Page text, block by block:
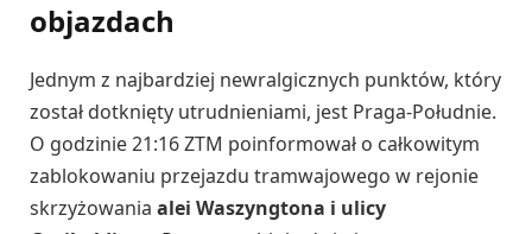
objazdach
Jednym z najbardziej newralgicznych punktów, który
został dotknięty utrudnieniami, jest Praga-Południe.
O godzinie 21:16 ZTM poinformował o całkowitym
zablokowaniu przejazdu tramwajowego w rejonie
skrzyżowania alei Waszyngtona i ulicy